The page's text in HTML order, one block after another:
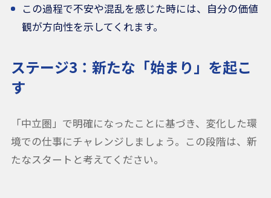
この過程で不安や混乱を感じた時には、自分の価値
観が方向性を示してくれます。
ステージ3：新たな「始まり」を起こ
す
「中立圏」で明確になったことに基づき、変化した環
境での仕事にチャレンジしましょう。この段階は、新
たなスタートと考えてください。